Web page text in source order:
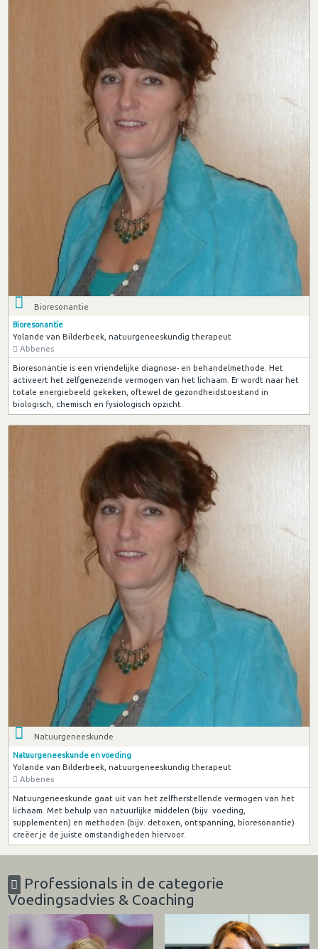
Bioresonantie
Bioresonantie
Yolande van Bilderbeek, natuurgeneeskundig therapeut
Abbenes
Bioresonantie is een vriendelijke diagnose- en behandelmethode. Het
activeert het zelfgenezende vermogen van het lichaam. Er wordt naar het
totale energiebeeld gekeken, oftewel de gezondheidstoestand in
biologisch, chemisch en fysiologisch opzicht.
Natuurgeneeskunde
Natuurgeneeskunde en voeding
Yolande van Bilderbeek, natuurgeneeskundig therapeut
Abbenes
Natuurgeneeskunde gaat uit van het zelfherstellende vermogen van het
lichaam. Met behulp van natuurlijke middelen (bijv. voeding,
supplementen) en methoden (bijv. detoxen, ontspanning, bioresonantie)
creëer je de juiste omstandigheden hiervoor.
Professionals in de categorie
Voedingsadvies & Coaching